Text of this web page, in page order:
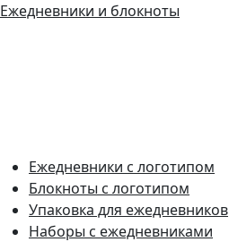
Ежедневники и блокноты
Ежедневники с логотипом
Блокноты с логотипом
Упаковка для ежедневников
Наборы с ежедневниками